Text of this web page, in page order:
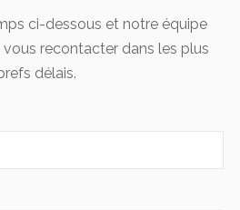
ci-dessous et notre équipe
recontacter dans les plus
délais.